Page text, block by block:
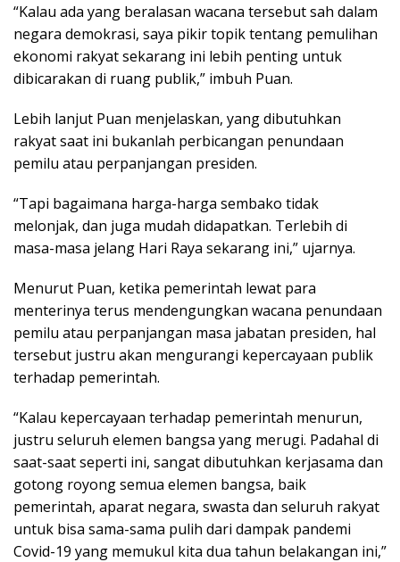
“Kalau ada yang beralasan wacana tersebut sah dalam
negara demokrasi, saya pikir topik tentang pemulihan
ekonomi rakyat sekarang ini lebih penting untuk
dibicarakan di ruang publik,” imbuh Puan.
Lebih lanjut Puan menjelaskan, yang dibutuhkan
rakyat saat ini bukanlah perbicangan penundaan
pemilu atau perpanjangan presiden.
“Tapi bagaimana harga-harga sembako tidak
melonjak, dan juga mudah didapatkan. Terlebih di
masa-masa jelang Hari Raya sekarang ini,” ujarnya.
Menurut Puan, ketika pemerintah lewat para
menterinya terus mendengungkan wacana penundaan
pemilu atau perpanjangan masa jabatan presiden, hal
tersebut justru akan mengurangi kepercayaan publik
terhadap pemerintah.
“Kalau kepercayaan terhadap pemerintah menurun,
justru seluruh elemen bangsa yang merugi. Padahal di
saat-saat seperti ini, sangat dibutuhkan kerjasama dan
gotong royong semua elemen bangsa, baik
pemerintah, aparat negara, swasta dan seluruh rakyat
untuk bisa sama-sama pulih dari dampak pandemi
Covid-19 yang memukul kita dua tahun belakangan ini,”